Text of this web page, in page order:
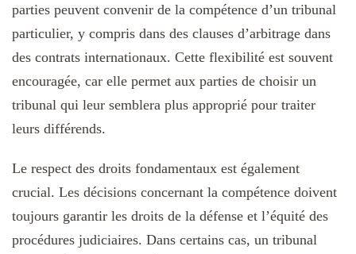
parties peuvent convenir de la compétence d’un tribunal
particulier, y compris dans des clauses d’arbitrage dans
des contrats internationaux. Cette flexibilité est souvent
encouragée, car elle permet aux parties de choisir un
tribunal qui leur semblera plus approprié pour traiter
leurs différends.
Le respect des droits fondamentaux est également
crucial. Les décisions concernant la compétence doivent
toujours garantir les droits de la défense et l’équité des
procédures judiciaires. Dans certains cas, un tribunal